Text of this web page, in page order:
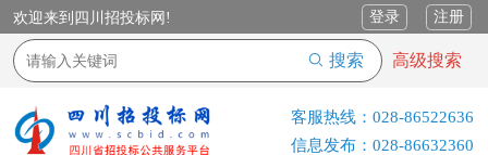
欢迎来到四川招投标网! 登录 注册
搜索 高级搜索
客服热线： 028-86522636
信息发布： 028-86632360